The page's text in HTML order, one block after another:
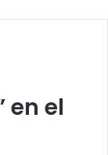
en el